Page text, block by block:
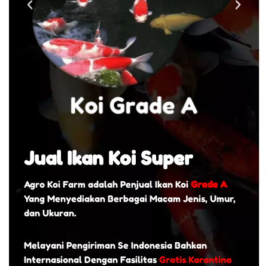
Jual Ikan Koi Super
Agro Koi Farm adalah Penjual Ikan Koi Grade A
Yang Menyediakan Berbagai Macam Jenis, Umur,
dan Ukuran.
Melayani Pengiriman Se Indonesia Bahkan
Internasional Dengan Fasilitas Gratis Karantina